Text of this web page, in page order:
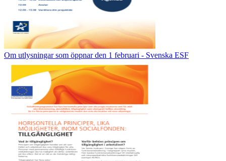
Om utlysningar som öppnar den 1 februari - Svenska ESF